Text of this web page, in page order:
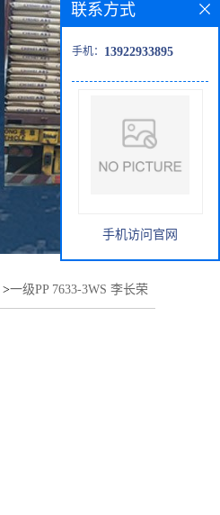
>一级PP 7633-3WS 李长荣
联系方式
手机： 13922933895
手机访问官网